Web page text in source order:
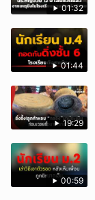
01:32
01:44
19:29
00:59